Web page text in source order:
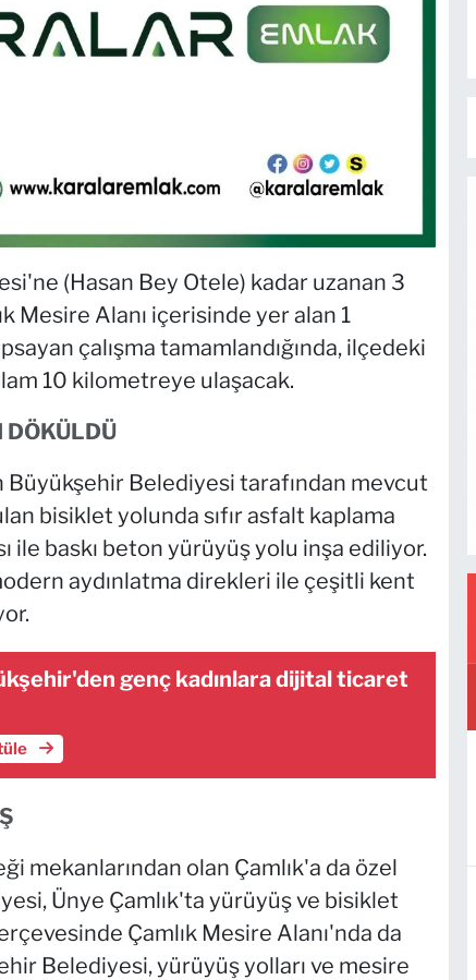
(Hasan Bey Otele) kadar uzanan 3
Mesire Alanı içerisinde yer alan 1
çalışma tamamlandığında, ilçedeki
10 kilometreye ulaşacak.
DÖKÜLDÜ
Büyükşehir Belediyesi tarafından mevcut
bisiklet yolunda sıfır asfalt kaplama
ile baskı beton yürüyüş yolu inşa ediliyor.
aydınlatma direkleri ile çeşitli kent
genç kadınlara dijital ticaret
mekanlarından olan Çamlık'a da özel
Ünye Çamlık'ta yürüyüş ve bisiklet
Çamlık Mesire Alanı'nda da
Belediyesi, yürüyüş yolları ve mesire